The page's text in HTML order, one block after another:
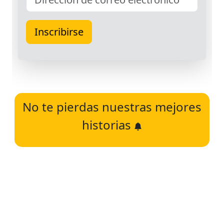
No te pierdas nuestras mejores
historias